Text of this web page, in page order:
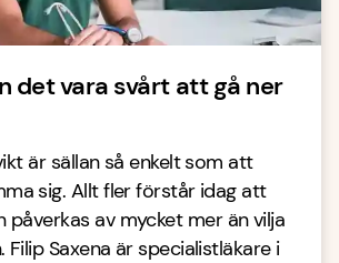
det vara svårt att gå ner
är sällan så enkelt som att
sig. Allt fler förstår idag att
påverkas av mycket mer än vilja
Filip Saxena är specialistläkare i